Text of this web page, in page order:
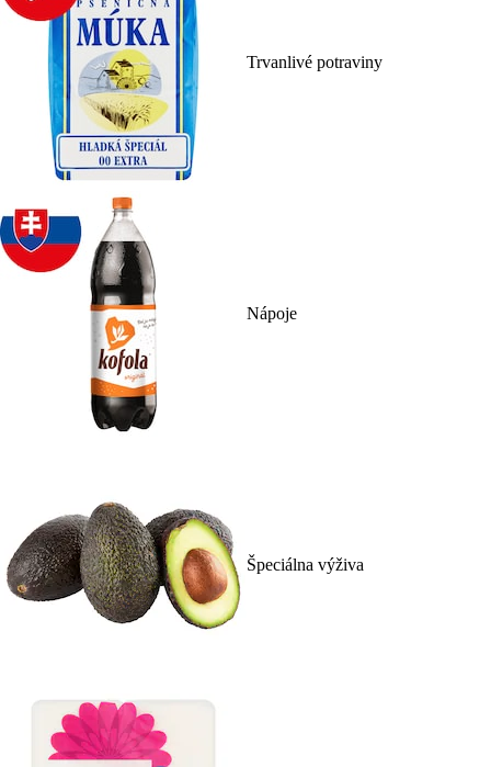
Trvanlivé potraviny
Nápoje
Špeciálna výživa